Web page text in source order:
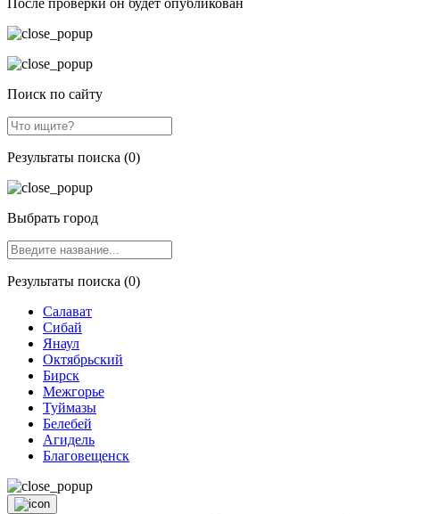
Поиск по сайту
Результаты поиска (0)
Выбрать город
Результаты поиска (0)
Салават
Сибай
Янаул
Октябрьский
Бирск
Межгорье
Туймазы
Белебей
Агидель
Благовещенск